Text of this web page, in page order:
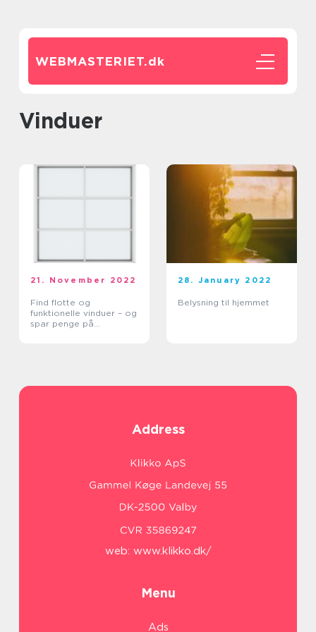
WEBMASTERIET.dk
vinduer
21. November 2022
Find flotte og
funktionelle vinduer – og
spar penge på
28. January 2022
Belysning til hjemmet
Address
web: www.klikko.dk/
Menu
Ads